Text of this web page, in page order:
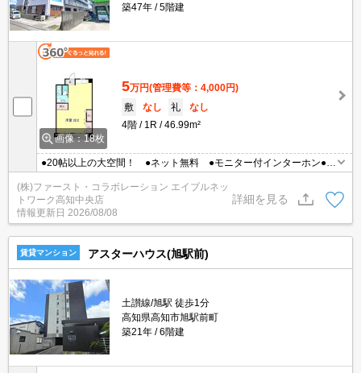
築47年
5階建
画像：18枚
5万円(管理費等：4,000円)
敷
なし 礼
なし
4階
1R 46.99m²
●20帖以上の大空間！ ●ネット無料 ●モニター付インターホン●角
部屋 ●南向き
(株)ファースト・コラボレーション エイブルネッ
トワーク高知中央店
情報更新日 2026/08/08
詳細を見る
賃貸マンション アスターハウス(旭駅前)
土讃線/旭駅 徒歩1分
高知県高知市旭駅前町
築21年
6階建